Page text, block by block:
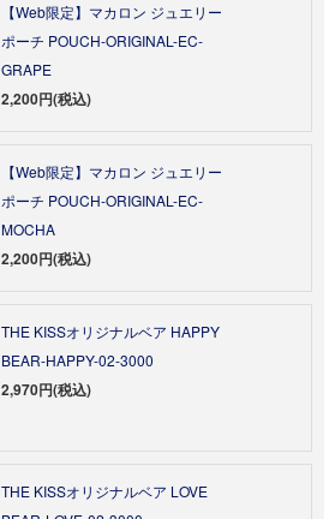
【Web限定】マカロン ジュエリー
ポーチ POUCH-ORIGINAL-EC-
GRAPE
2,200円(税込)
【Web限定】マカロン ジュエリー
ポーチ POUCH-ORIGINAL-EC-
MOCHA
2,200円(税込)
THE KISSオリジナルベア HAPPY
BEAR-HAPPY-02-3000
2,970円(税込)
THE KISSオリジナルベア LOVE